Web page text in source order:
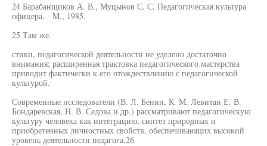
24 Барабанщиков А. В., Муцынов С. С. Педагогическая культура
офицера. - М., 1985.
25 Там же.
стики, педагогической деятельности не уделено достаточно
внимания; расширенная трактовка педагогического мастерства
приводит фактически к его отождествлению с педагогической
культурой.
Современные исследователи (В. Л. Бенин, К. М. Левитан Е. В.
Бондаревская, Н. В. Седова и др.) рассматривают педагогическую
культуру человека как интеграцию, синтез природных и
приобретенных личностных свойств, обеспечивающих высокий
уровень деятельности педагога.26